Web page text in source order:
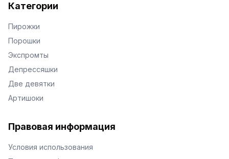
Категории
Пирожки
Порошки
Экспромты
Депрессяшки
Две девятки
Артишоки
Правовая информация
Условия использования